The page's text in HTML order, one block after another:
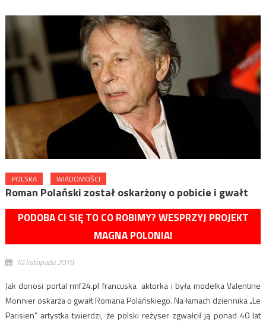
POLSKA WIADOMOŚCI
Roman Polański został oskarżony o pobicie i gwałt
PODOBA CI SIĘ TO CO ROBIMY? WESPRZYJ PROJEKT
MAGNA POLONIA!
10 listopada 2019
Jak donosi portal rmf24.pl francuska aktorka i była modelka Valentine
Monnier oskarża o gwałt Romana Polańskiego. Na łamach dziennika „Le
Parisien” artystka twierdzi, że polski reżyser zgwałcił ją ponad 40 lat